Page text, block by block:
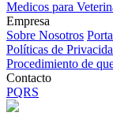
Medicos para
Empresa
Sobre Nosotros
Políticas de
Procedimiento de
Contacto
PQRS